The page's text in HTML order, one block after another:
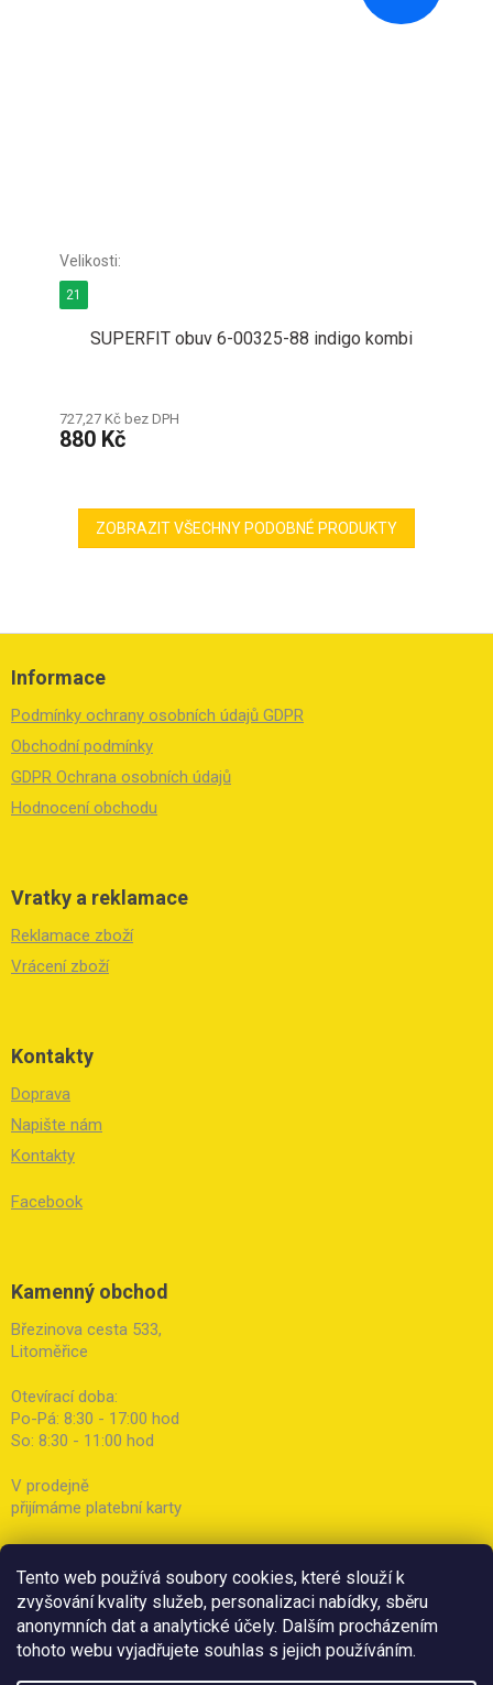
Tento web používá soubory cookies, které slouží k
zvyšování kvality služeb, personalizaci nabídky, sběru
anonymních dat a analytické účely. Dalším procházením
tohoto webu vyjadřujete souhlas s jejich používáním.
SUPERFIT obuv 6-00325-88 indigo kombi
727,27 Kč bez DPH
880 Kč
21
ZOBRAZIT VŠECHNY PODOBNÉ PRODUKTY
Z
Informace
Podmínky ochrany osobních údajů GDPR
Obchodní podmínky
GDPR Ochrana osobních údajů
Hodnocení obchodu
Vratky a reklamace
Reklamace zboží
Vrácení zboží
Kontakty
Doprava
Napište nám
Kontakty
Facebook
Kamenný obchod
Březinova cesta 533,
Litoměřice
Otevírací doba:
Po-Pá: 8:30 - 17:00 hod
So: 8:30 - 11:00 hod
V prodejně
přijímáme platební karty